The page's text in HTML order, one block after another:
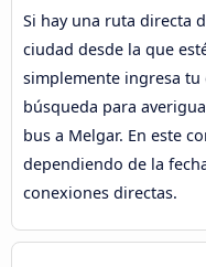
Si hay una ruta directa
ciudad desde la que
simplemente ingresa
búsqueda para
bus a Melgar. En este
dependiendo de la
conexiones directas.